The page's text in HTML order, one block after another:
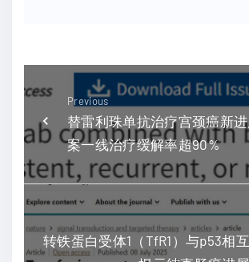
Previous
替雷利珠单抗治疗宫颈癌新
案一线治疗缓解率超90%
转铁蛋白受体1（TfR1）与p53相